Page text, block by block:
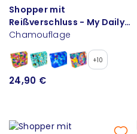
Shopper mit
Reißverschluss - My Daily
Bag
Chamouflage
+10
24,90 €